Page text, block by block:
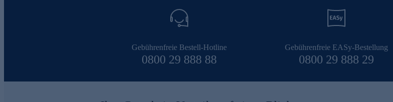
Gebührenfreie Bestell-Hotline
0800 29 888 88
Gebührenfreie EASy-Bestellung
0800 29 888 29